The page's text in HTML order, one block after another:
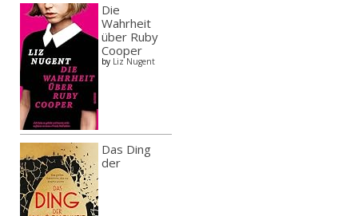
Die
Wahrheit
über Ruby
Cooper
by Liz Nugent
Das Ding
der